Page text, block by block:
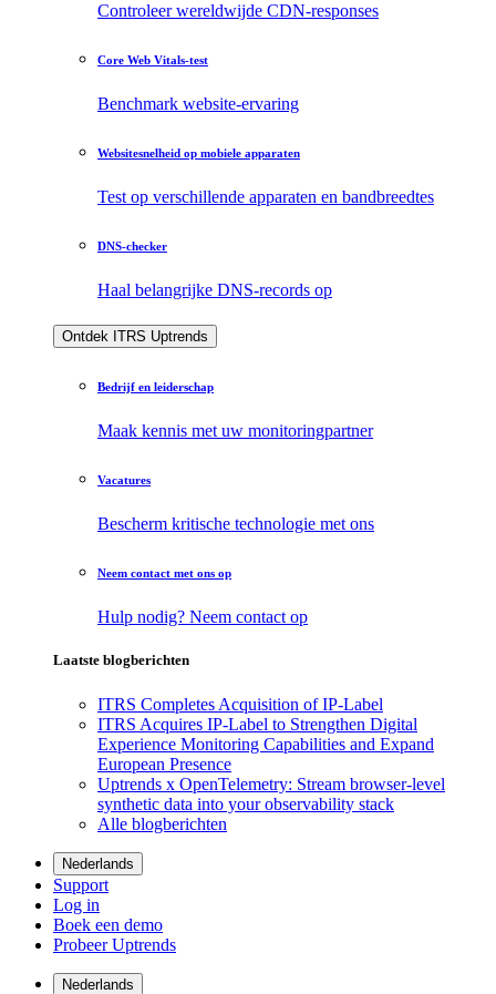
Controleer wereldwijde CDN-responses
Core Web Vitals-test
Benchmark website-ervaring
Websitesnelheid op mobiele apparaten
Test op verschillende apparaten en bandbreedtes
DNS-checker
Haal belangrijke DNS-records op
Ontdek ITRS Uptrends
Bedrijf en leiderschap
Maak kennis met uw monitoringpartner
Vacatures
Bescherm kritische technologie met ons
Neem contact met ons op
Hulp nodig? Neem contact op
Laatste blogberichten
ITRS Completes Acquisition of IP-Label
ITRS Acquires IP-Label to Strengthen Digital
Experience Monitoring Capabilities and Expand
European Presence
Uptrends x OpenTelemetry: Stream browser-level
synthetic data into your observability stack
Alle blogberichten
Nederlands
Support
Log in
Boek een demo
Probeer Uptrends
Nederlands